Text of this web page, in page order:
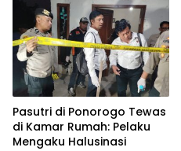
Pasutri di Ponorogo Tewas
di Kamar Rumah: Pelaku
Mengaku Halusinasi